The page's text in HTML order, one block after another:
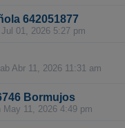
642051877
Jul 01, 2026 5:27 pm
Abr 11, 2026 11:31 am
Bormujos
May 11, 2026 4:49 pm